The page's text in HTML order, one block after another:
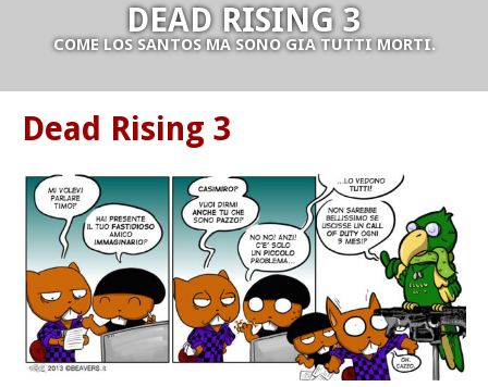
DEAD RISING 3
COME LOS SANTOS MA SONO GIA TUTTI MORTI.
Dead Rising 3